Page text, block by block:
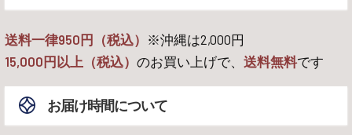
送料一律950円（税込） ※沖縄は2,000円
15,000円以上（税込） のお買い上げで、 送料無料です
お届け時間について